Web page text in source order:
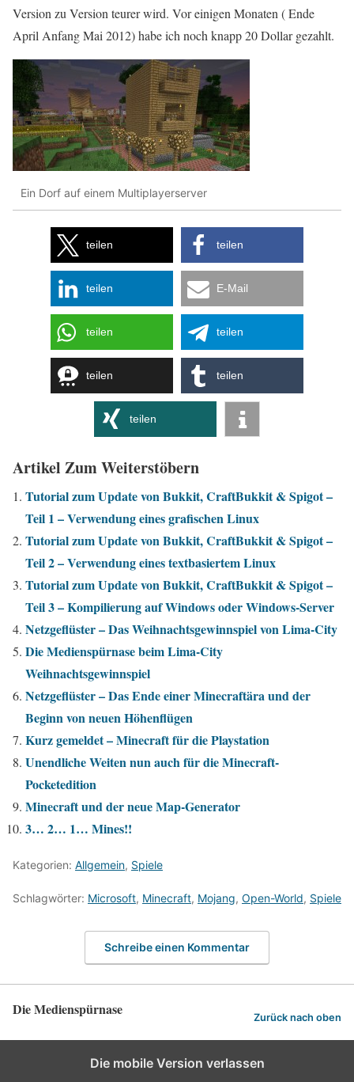
Version zu Version teurer wird. Vor einigen Monaten ( Ende
April Anfang Mai 2012) habe ich noch knapp 20 Dollar gezahlt.
Ein Dorf auf einem Multiplayerserver
teilen teilen
teilen E-Mail
teilen teilen
teilen teilen
teilen
Artikel Zum Weiterstöbern
Tutorial zum Update von Bukkit, CraftBukkit & Spigot –
Teil 1 – Verwendung eines grafischen Linux
Tutorial zum Update von Bukkit, CraftBukkit & Spigot –
Teil 2 – Verwendung eines textbasiertem Linux
Tutorial zum Update von Bukkit, CraftBukkit & Spigot –
Teil 3 – Kompilierung auf Windows oder Windows-Server
Netzgeflüster – Das Weihnachtsgewinnspiel von Lima-City
Die Medienspürnase beim Lima-City
Weihnachtsgewinnspiel
Netzgeflüster – Das Ende einer Minecraftära und der
Beginn von neuen Höhenflügen
Kurz gemeldet – Minecraft für die Playstation
Unendliche Weiten nun auch für die Minecraft-
Pocketedition
Minecraft und der neue Map-Generator
3… 2… 1… Mines!!
Kategorien: Allgemein, Spiele
Schlagwörter: Microsoft, Minecraft, Mojang, Open-World, Spiele
Schreibe einen Kommentar
Die Medienspürnase Zurück nach oben
Die mobile Version verlassen